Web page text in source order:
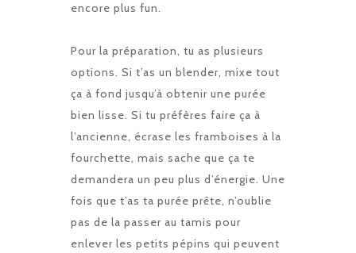
encore plus fun.
Pour la préparation, tu as plusieurs
options. Si t’as un blender, mixe tout
ça à fond jusqu’à obtenir une purée
bien lisse. Si tu préfères faire ça à
l’ancienne, écrase les framboises à la
fourchette, mais sache que ça te
demandera un peu plus d’énergie. Une
fois que t’as ta purée prête, n’oublie
pas de la passer au tamis pour
enlever les petits pépins qui peuvent